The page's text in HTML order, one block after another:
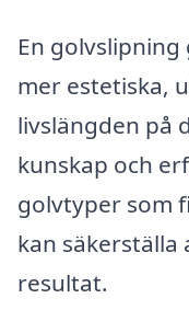
En
mer estetiska,
livslängden på
kunskap och
golvtyper som
kan
resultat.